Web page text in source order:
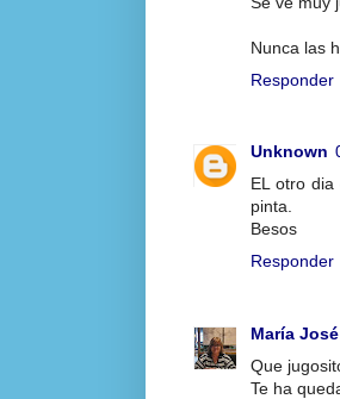
Nunca las
Responder
Unknown
EL otro
pinta.
Besos
Responder
María José
Que
Te ha